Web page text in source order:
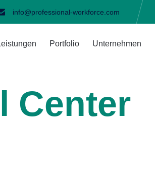
info@professional-workforce.com
Portfolio Unternehmen
Center